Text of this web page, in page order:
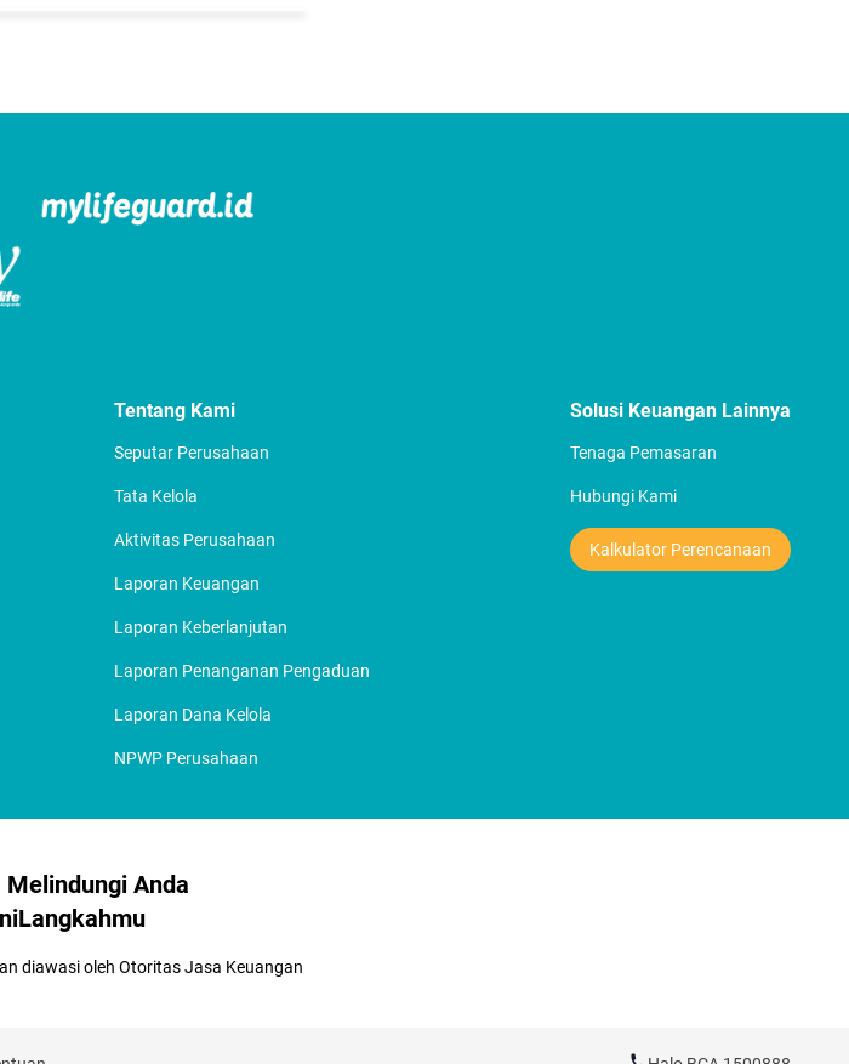
Tentang Kami
Seputar Perusahaan
Tata Kelola
Aktivitas Perusahaan
Laporan Keuangan
Laporan Keberlanjutan
Laporan Penanganan Pengaduan
Laporan Dana Kelola
NPWP Perusahaan
Solusi Keuangan Lainnya
Tenaga Pemasaran
Hubungi Kami
Kalkulator Perencanaan
Anda
diawasi oleh Otoritas Jasa Keuangan